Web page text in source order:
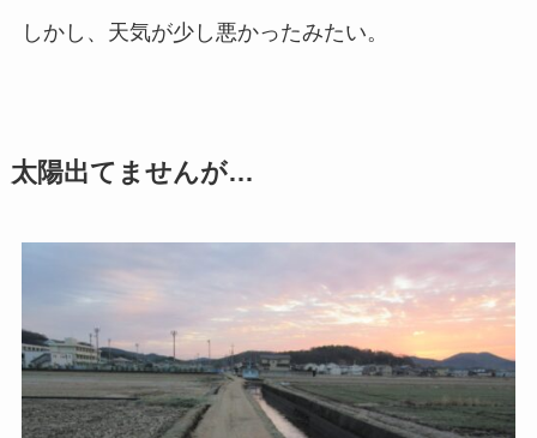
しかし、天気が少し悪かったみたい。
太陽出てませんが…